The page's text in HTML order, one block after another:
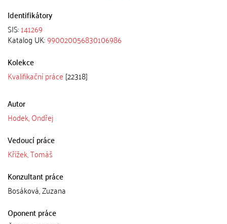
Identifikátory
SIS:141269
Katalog UK:990020056830106986
Kolekce
Kvalifikační práce [22318]
Autor
Hodek, Ondřej
Vedoucí práce
Křížek, Tomáš
Konzultant práce
Bosáková, Zuzana
Oponent práce